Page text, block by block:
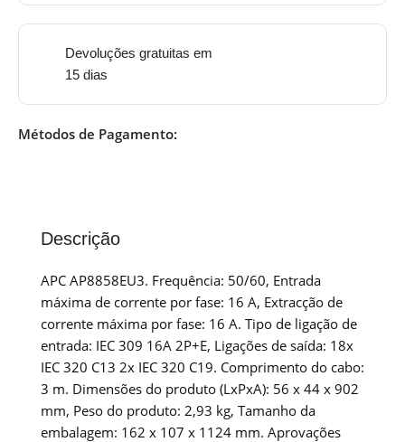
Devoluções gratuitas em
15 dias
Métodos de Pagamento:
Descrição
APC AP8858EU3. Frequência: 50/60, Entrada
máxima de corrente por fase: 16 A, Extracção de
corrente máxima por fase: 16 A. Tipo de ligação de
entrada: IEC 309 16A 2P+E, Ligações de saída: 18x
IEC 320 C13 2x IEC 320 C19. Comprimento do cabo:
3 m. Dimensões do produto (LxPxA): 56 x 44 x 902
mm, Peso do produto: 2,93 kg, Tamanho da
embalagem: 162 x 107 x 1124 mm. Aprovações